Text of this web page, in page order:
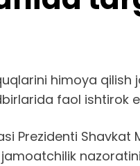
himoya
faol ishtirok
Prezidenti